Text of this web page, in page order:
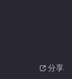
 分享